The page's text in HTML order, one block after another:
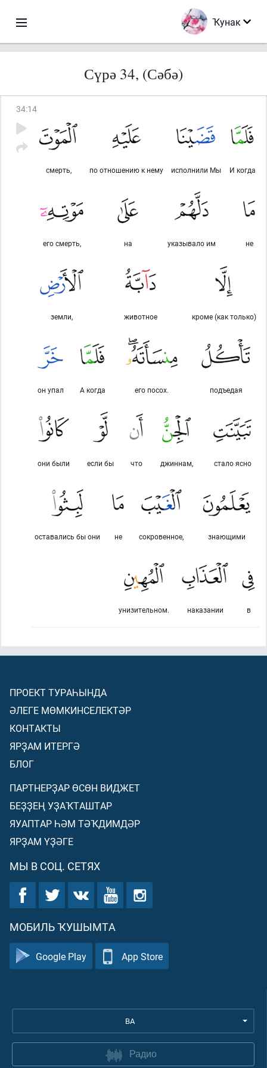
Ҡунак
Сүрә 34, (Сәбә)
34:14
И когда
исполнили Мы
по отношению к нему
смерть,
не
указывало им
на
его смерть,
кроме (как только)
животное
земли,
подъедая
его посох.
А когда
он упал
стало ясно
джиннам,
что
если бы
они были
знающими
сокровенное,
не
оставались бы они
в
наказании
унизительном.
ПРОЕКТ ТУРАҺЫНДА
ӘЛЕГЕ МӨМКИНСЕЛЕКТӘР
КОНТАКТЫ
ЯРҘАМ ИТЕРГӘ
БЛОГ
ПАРТНЕРҘАР ӨСӨН ВИДЖЕТ
БЕҘҘЕҢ УҘАҠТАШТАР
ЯУАПТАР ҺӘМ ТӘҠДИМДӘР
ЯРҘАМ ҮҘӘГЕ
МЫ В СОЦ. СЕТЯХ
МОБИЛЬ ҠУШЫМТА
Google Play App Store
BA
Радио